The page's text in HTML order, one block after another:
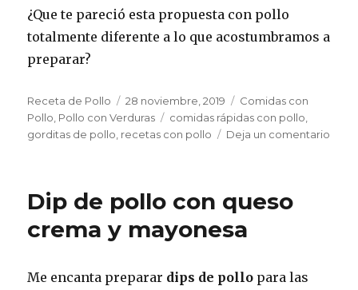
¿Que te pareció esta propuesta con pollo
totalmente diferente a lo que acostumbramos a
preparar?
Autor
Receta de Pollo
Publicado
el
28 noviembre, 2019 Categorías
Comidas con
Pollo Pollo con Verduras Etiquetas
comidas rápidas con pollo
gorditas de pollo recetas con pollo Deja un comentario
Dip de pollo con queso
crema y mayonesa
Me encanta preparar dips de pollo para las